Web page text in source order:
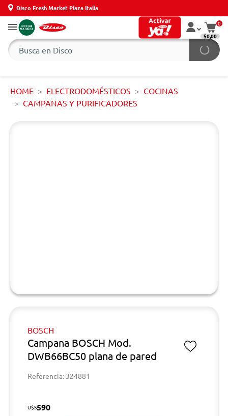
Disco Fresh Market Plaza Italia
0
$0,00
HOME ELECTRODOMÉSTICOS
COCINAS
CAMPANAS Y PURIFICADORES
BOSCH
Campana BOSCH Mod.
DWB66BC50 plana de pared
Referencia: 324881
U$S590